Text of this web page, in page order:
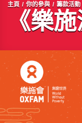
主頁 你的參與 籌款活動
《樂